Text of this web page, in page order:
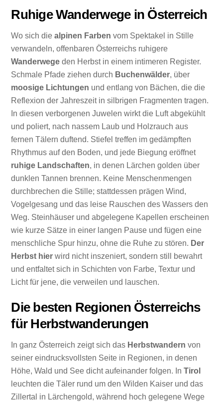
Ruhige Wanderwege in Österreich
Wo sich diealpinen Farben vom Spektakel in Stille
verwandeln, offenbaren Österreichs ruhigere
Wanderwege den Herbst in einem intimeren Register.
Schmale Pfade ziehen durch Buchenwälder, über
moosige Lichtungen und entlang von Bächen, die die
Reflexion der Jahreszeit in silbrigen Fragmenten tragen.
In diesen verborgenen Juwelen wirkt die Luft abgekühlt
und poliert, nach nassem Laub und Holzrauch aus
fernen Tälern duftend. Stiefel treffen im gedämpften
Rhythmus auf den Boden, und jede Biegung eröffnet
ruhige Landschaften, in denen Lärchen golden über
dunklen Tannen brennen. Keine Menschenmengen
durchbrechen die Stille; stattdessen prägen Wind,
Vogelgesang und das leise Rauschen des Wassers den
Weg. Steinhäuser und abgelegene Kapellen erscheinen
wie kurze Sätze in einer langen Pause und fügen eine
menschliche Spur hinzu, ohne die Ruhe zu stören. Der
Herbst hier wird nicht inszeniert, sondern still bewahrt
und entfaltet sich in Schichten von Farbe, Textur und
Licht für jene, die verweilen und lauschen.
Die besten Regionen Österreichs
für Herbstwanderungen
In ganz Österreich zeigt sich das Herbstwandern von
seiner eindrucksvollsten Seite in Regionen, in denen
Höhe, Wald und See dicht aufeinander folgen. InTirol
leuchten die Täler rund um den Wilden Kaiser und das
Zillertal in Lärchengold, während hoch gelegene Wege